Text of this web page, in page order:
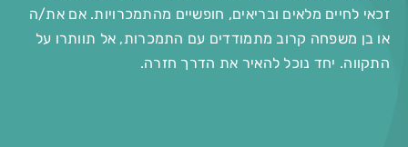
זכאי לחיים מלאים ובריאים, חופשיים מהתמכרויות. אם את/ה
או בן משפחה קרוב מתמודדים עם התמכרות, אל תוותרו על
התקווה. יחד נוכל להאיר את הדרך חזרה.